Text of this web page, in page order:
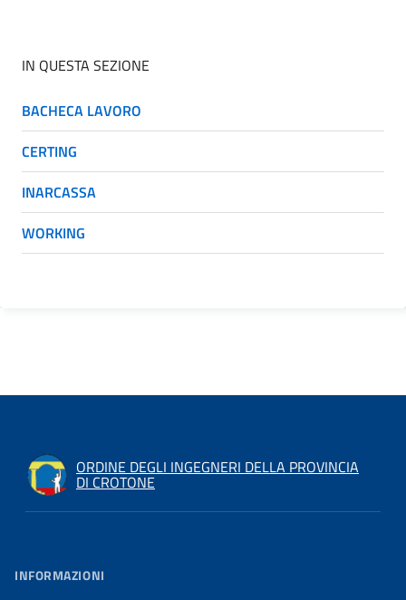
IN QUESTA SEZIONE
BACHECA LAVORO
CERTING
INARCASSA
WORKING
ORDINE DEGLI INGEGNERI DELLA PROVINCIA
DI CROTONE
INFORMAZIONI